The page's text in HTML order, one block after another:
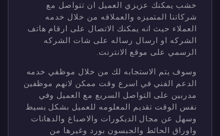
خشب يمكنك عزيزي العميل ان تتواصل مع
شركاتنا المتميزه والعملاقه من خلال خدمه
العملاء حيث انه يمكنك الاتصال على ارقام هاتف
الشركه او ارسال رساله على شات الشركه
الرسمي على موقع الانترنت.
وسوف يتم الاستجابه لك من خلال موظفي خدمه
الدعم الفني في اسرع وقت ممكن لانهم موظفين
مدربين على التواصل السريع مع العميل وفي
نفس الوقت تقديم المعلومه للعميل بشكل بسيط
وسهل عن مجال الديكورات والاصباغ والدهانات
واوراق الحائط والجبسون بورد وغيرها من